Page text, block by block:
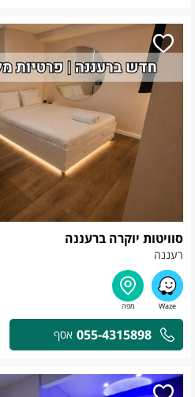
סוויטות יוקרה ברעננה
רעננה
055-4315898 אסף